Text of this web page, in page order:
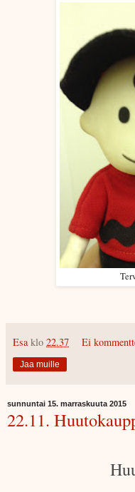
Esa klo 22.37 Ei
Jaa muille
sunnuntai 15. marraskuuta 2015
22.11.